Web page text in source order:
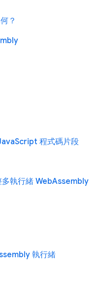
？
程式碼片段
執行緒 WebAssembly
執行緒